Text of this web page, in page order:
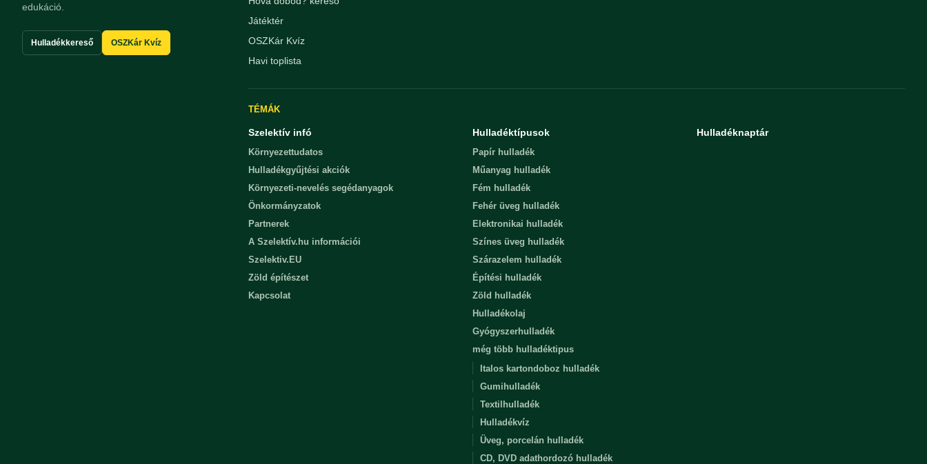
edukáció.
Hulladékkereső OSZKár Kvíz
Játéktér
OSZKár Kvíz
Havi toplista
TÉMÁK
Szelektív infó
Környezettudatos
Hulladékgyűjtési akciók
Környezeti-nevelés segédanyagok
Önkormányzatok
Partnerek
A Szelektív.hu információi
Szelektiv.EU
Zöld építészet
Kapcsolat
Hulladéktípusok
Papír hulladék
Műanyag hulladék
Fém hulladék
Fehér üveg hulladék
Elektronikai hulladék
Színes üveg hulladék
Szárazelem hulladék
Építési hulladék
Zöld hulladék
Hulladékolaj
Gyógyszerhulladék
még több hulladéktipus
Italos kartondoboz hulladék
Gumihulladék
Textilhulladék
Hulladékvíz
Üveg, porcelán hulladék
CD, DVD adathordozó hulladék
Hulladéknaptár